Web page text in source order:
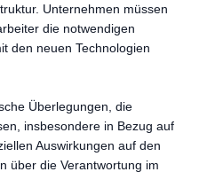
Unternehmen müssen
die notwendigen
den neuen Technologien
Überlegungen, die
insbesondere in Bezug auf
Auswirkungen auf den
über die Verantwortung im